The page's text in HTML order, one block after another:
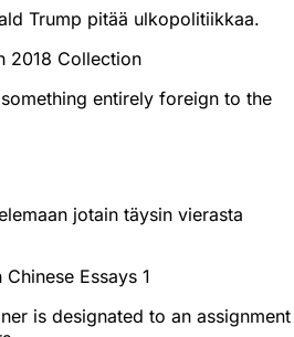
Trump pitää ulkopolitiikkaa.
2018 Collection
entirely foreign to the
jotain täysin vierasta
Essays 1
is designated to an assignment